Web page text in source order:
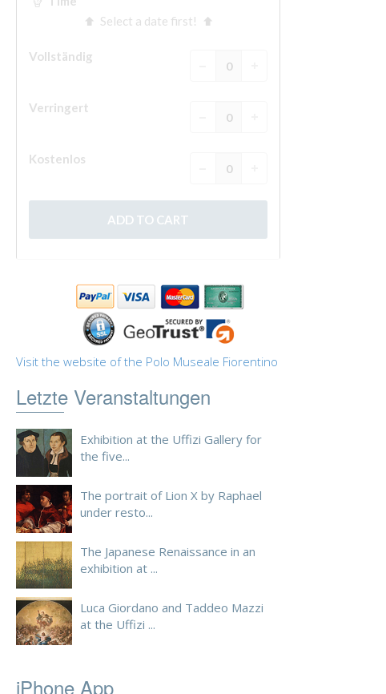
Visit the website of the Polo Museale Fiorentino
Letzte Veranstaltungen
Exhibition at the Uffizi Gallery for
the five...
The portrait of Lion X by Raphael
under resto...
The Japanese Renaissance in an
exhibition at ...
Luca Giordano and Taddeo Mazzi
at the Uffizi ...
iPhone App